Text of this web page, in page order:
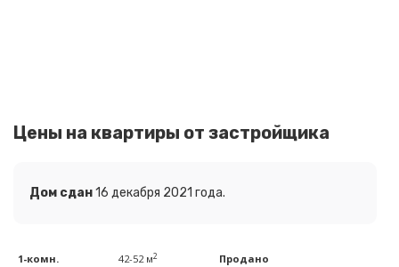
Цены на квартиры от застройщика
Дом сдан16 декабря 2021 года.
1-комн. 42-52 м2
Продано